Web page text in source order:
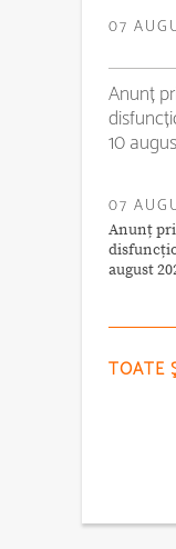
07
Anunț
10
07
Anunț
august
TOATE